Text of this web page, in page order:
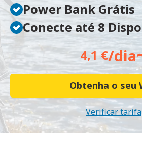
Power Bank Grátis
Conecte até 8
4,1 €/dia
Obtenha o seu
Verificar tarifa